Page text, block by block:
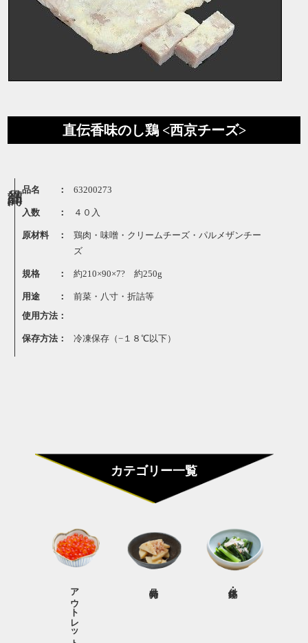
直伝香味のし鶏 <西京チーズ>
品名 ： 63200273
入数 ： ４０入
原材料 ：
鶏肉・味噌・クリームチーズ・パルメザンチー
ズ
規格 ： 約210×90×7? 約250g
用途 ：
前菜・八寸・折詰等
使用方法：
保存方法： 冷凍保存（−１８℃以下）
カテゴリー一覧
アウトレット商品